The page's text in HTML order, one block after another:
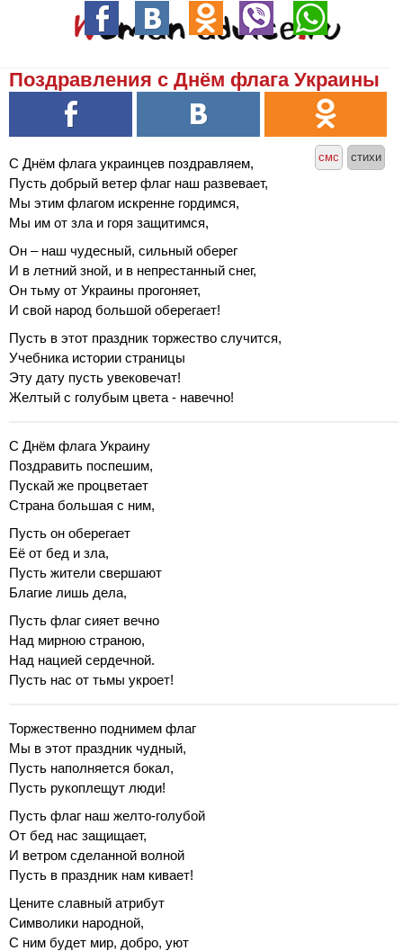
Поздравления с Днём флага Украины
смс стихи
С Днём флага украинцев поздравляем,
Пусть добрый ветер флаг наш развевает,
Мы этим флагом искренне гордимся,
Мы им от зла и горя защитимся,
Он – наш чудесный, сильный оберег
И в летний зной, и в непрестанный снег,
Он тьму от Украины прогоняет,
И свой народ большой оберегает!
Пусть в этот праздник торжество случится,
Учебника истории страницы
Эту дату пусть увековечат!
Желтый с голубым цвета - навечно!
С Днём флага Украину
Поздравить поспешим,
Пускай же процветает
Страна большая с ним,
Пусть он оберегает
Её от бед и зла,
Пусть жители свершают
Благие лишь дела,
Пусть флаг сияет вечно
Над мирною страною,
Над нацией сердечной.
Пусть нас от тьмы укроет!
Торжественно поднимем флаг
Мы в этот праздник чудный,
Пусть наполняется бокал,
Пусть рукоплещут люди!
Пусть флаг наш желто-голубой
От бед нас защищает,
И ветром сделанной волной
Пусть в праздник нам кивает!
Цените славный атрибут
Символики народной,
С ним будет мир, добро, уют